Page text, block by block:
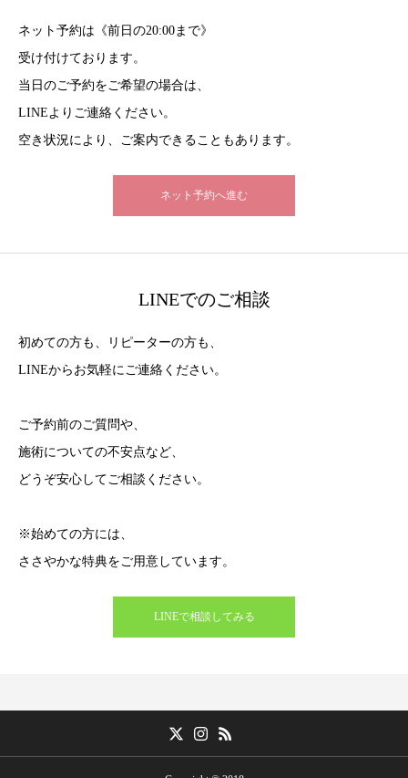
ネット予約は《前日の20:00まで》
受け付けております。
当日のご予約をご希望の場合は、
LINEよりご連絡ください。
空き状況により、ご案内できることもあります。
ネット予約へ進む
LINEでのご相談
初めての方も、リピーターの方も、
LINEからお気軽にご連絡ください。
ご予約前のご質問や、
施術についての不安点など、
どうぞ安心してご相談ください。
※始めての方には、
ささやかな特典をご用意しています。
LINEで相談してみる